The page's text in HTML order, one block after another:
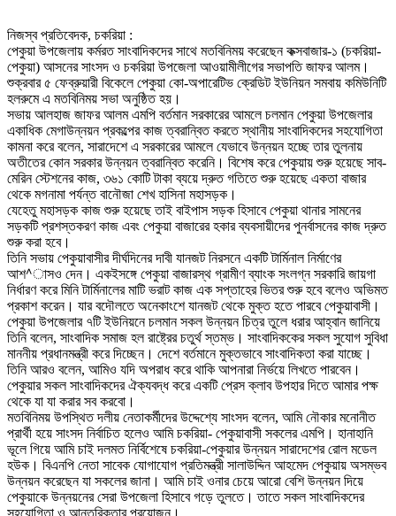
নিজস্ব প্রতিবেদক, চকরিয়া :
পেকুয়া উপজেলায় কর্মরত সাংবাদিকদের সাথে মতবিনিময় করেছেন কক্সবাজার-১ (চকরিয়া-
পেকুয়া) আসনের সাংসদ ও চকরিয়া উপজেলা আওয়ামীলীগের সভাপতি জাফর আলম।
শুক্রবার ৫ ফেব্রুয়ারী বিকেলে পেকুয়া কো-অপারেটিভ ক্রেডিট ইউনিয়ন সমবায় কমিউনিটি
হলরুমে এ মতবিনিময় সভা অনুষ্ঠিত হয়।
সভায় আলহাজ জাফর আলম এমপি বর্তমান সরকারের আমলে চলমান পেকুয়া উপজেলার
একাধিক মেগাউন্নয়ন প্রকল্পের কাজ ত্বরান্বিত করতে স্থানীয় সাংবাদিকদের সহযোগিতা
কামনা করে বলেন, সারাদেশে এ সরকারের আমলে যেভাবে উন্নয়ন হচ্ছে তার তুলনায়
অতীতের কোন সরকার উন্নয়ন ত্বরান্বিত করেনি। বিশেষ করে পেকুয়ায় শুরু হয়েছে সাব-
মেরিন স্টেশনের কাজ, ৩৬১ কোটি টাকা ব্যয়ে দ্রুত গতিতে শুরু হয়েছে একতা বাজার
থেকে মগনামা পর্যন্ত বানৌজা শেখ হাসিনা মহাসড়ক।
যেহেতু মহাসড়ক কাজ শুরু হয়েছে তাই বাইপাস সড়ক হিসাবে পেকুয়া থানার সামনের
সড়কটি প্রশস্তকরণ কাজ এবং পেকুয়া বাজারের হকার ব্যবসায়ীদের পুনর্বাসনের কাজ দ্রুত
শুরু করা হবে।
তিনি সভায় পেকুয়াবাসীর দীর্ঘদিনের দাবী যানজট নিরসনে একটি টার্মিনাল নির্মাণের
আশ^াসও দেন। একইসঙ্গে পেকুয়া বাজারস্থ গ্রামীণ ব্যাংক সংলগ্ন সরকারি জায়গা
নির্ধারণ করে মিনি টার্মিনালের মাটি ভরাট কাজ এক সপ্তাহের ভিতর শুরু হবে বলেও অভিমত
প্রকাশ করেন। যার বদৌলতে অনেকাংশে যানজট থেকে মুক্ত হতে পারবে পেকুয়াবাসী।
পেকুয়া উপজেলার ৭টি ইউনিয়নে চলমান সকল উন্নয়ন চিত্র তুলে ধরার আহ্বান জানিয়ে
তিনি বলেন, সাংবাদিক সমাজ হল রাষ্ট্রের চতুর্থ স্তম্ভ। সাংবাদিককের সকল সুযোগ সুবিধা
মাননীয় প্রধানমন্ত্রী করে দিচ্ছেন। দেশে বর্তমানে মুক্তভাবে সাংবাদিকতা করা যাচ্ছে।
তিনি আরও বলেন, আমিও যদি অপরাধ করে থাকি আপনারা নির্ভয়ে লিখতে পারবেন।
পেকুয়ার সকল সাংবাদিকদের ঐক্যবদ্ধ করে একটি প্রেস ক্লাব উপহার দিতে আমার পক্ষ
থেকে যা যা করার সব করবো।
মতবিনিময় উপস্থিত দলীয় নেতাকর্মীদের উদ্দেশ্যে সাংসদ বলেন, আমি নৌকার মনোনীত
প্রার্থী হয়ে সাংসদ নির্বাচিত হলেও আমি চকরিয়া- পেকুয়াবাসী সকলের এমপি। হানাহানি
ভূলে গিয়ে আমি চাই দলমত নির্বিশেষে চকরিয়া-পেকুয়ার উন্নয়ন সারাদেশের রোল মডেল
হউক। বিএনপি নেতা সাবেক যোগাযোগ প্রতিমন্ত্রী সালাউদ্দিন আহমেদ পেকুয়ায় অসম্ভব
উন্নয়ন করেছেন যা সকলের জানা। আমি চাই ওনার চেয়ে আরো বেশি উন্নয়ন দিয়ে
পেকুয়াকে উন্নয়নের সেরা উপজেলা হিসাবে গড়ে তুলতে। তাতে সকল সাংবাদিকদের
সহযোগিতা ও আন্তরিকতার প্রয়োজন।